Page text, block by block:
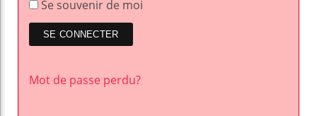
Se souvenir de moi
Mot de passe perdu?